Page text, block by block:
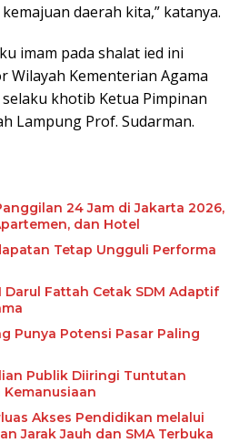
daerah kita,” katanya.
imam pada shalat ied ini
Wilayah Kementerian Agama
khotib Ketua Pimpinan
Lampung Prof. Sudarman.
24 Jam di Jakarta 2026,
dan Hotel
Tetap Ungguli Performa
Darul Fattah Cetak SDM Adaptif
Punya Potensi Pasar Paling
Publik Diiringi Tuntutan
Akses Pendidikan melalui
Jarak Jauh dan SMA Terbuka